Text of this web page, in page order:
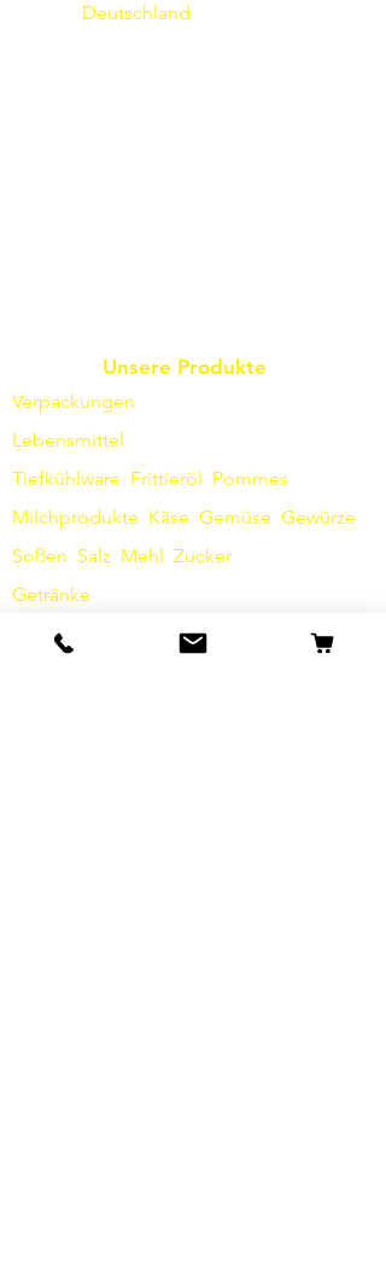
Deutschland
Unsere Produkte
Verpackungen
Lebensmittel
Tiefkühlware Frittieröl Pommes
Milchprodukte Käse Gemüse Gewürze
Soßen Salz Mehl Zucker
Getränke
Hygieneartikel